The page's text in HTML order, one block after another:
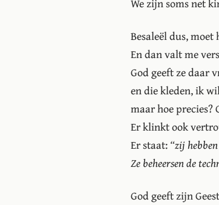
We zijn soms net
Besaleël dus,
En dan valt me
God geeft ze daar
en die kleden, ik
maar hoe precies?
Er klinkt ook
Er staat:“zij
Ze beheersen de
God geeft zijn